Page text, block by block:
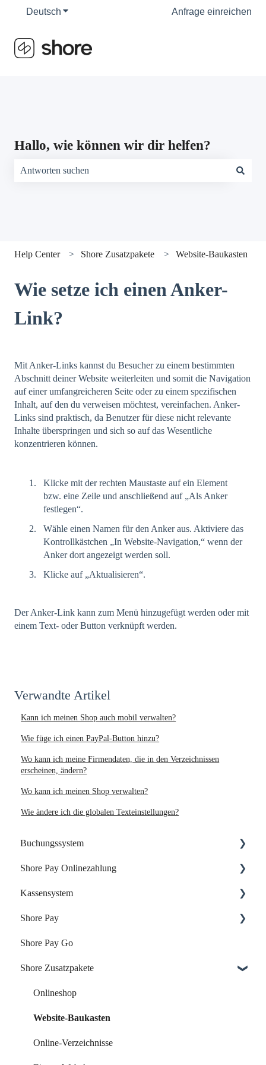
Deutsch Untermenü für Übersetzungen anzeigen
Anfrage einreichen
Hallo, wie können wir dir helfen?
Help Center Shore Zusatzpakete Website-Baukasten
Wie setze ich einen Anker-
Link?
Mit Anker-Links kannst du Besucher zu einem bestimmten
Abschnitt deiner Website weiterleiten und somit die Navigation
auf einer umfangreicheren Seite oder zu einem spezifischen
Inhalt, auf den du verweisen möchtest, vereinfachen. Anker-
Links sind praktisch, da Benutzer für diese nicht relevante
Inhalte überspringen und sich so auf das Wesentliche
konzentrieren können.
Klicke mit der rechten Maustaste auf ein Element
bzw. eine Zeile und anschließend auf „Als Anker
festlegen“.
Wähle einen Namen für den Anker aus. Aktiviere das
Kontrollkästchen „In Website-Navigation,“ wenn der
Anker dort angezeigt werden soll.
Klicke auf „Aktualisieren“.
Der Anker-Link kann zum Menü hinzugefügt werden oder mit
einem Text- oder Button verknüpft werden.
Verwandte Artikel
Kann ich meinen Shop auch mobil verwalten?
Wie füge ich einen PayPal-Button hinzu?
Wo kann ich meine Firmendaten, die in den Verzeichnissen
erscheinen, ändern?
Wo kann ich meinen Shop verwalten?
Wie ändere ich die globalen Texteinstellungen?
Buchungssystem
Dein Start mit Shore
Dein Account & Zugang
Kalender & Termine
Buchungsseite
Buchungseinstellungen
Buchung über externe Plattformen
Systemeinstellungen
Leistungen & Kurse
Shore Pay Onlinezahlung
Einrichtung & Aktivierung
Zahlungsoptionen & Funktionen
Kassensystem
Dein Start mit der Shore Kasse
Dein Account & Zugang
Produkte & Inventar
Kunden & Benutzer
Kassieren & Verkauf
Berichte & Buchhaltung
Shore Pay
Erste Schritte
FAQs - Fragen & Antworten zu Shore Pay
Shore Pay Go
Shore Zusatzpakete
Onlineshop
Website-Baukasten
Online-Verzeichnisse